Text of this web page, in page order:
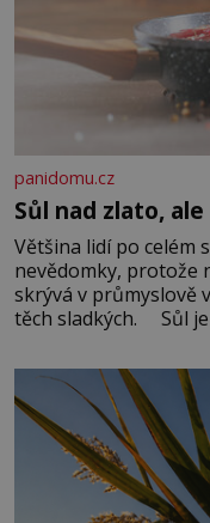
panidomu.cz
Sůl nad zlato,
Většina lidí po celém
nevědomky, protože
skrývá v průmyslově
těch sladkých. Sůl je
základní složky–
správné hospodaření